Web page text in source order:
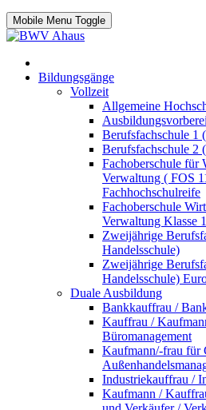
Mobile Menu Toggle
Bildungsgänge
Vollzeit
Allgemeine
Berufsfachschule 1
Berufsfachschule 2
Fachoberschule für
Verwaltung ( FOS
Fachhochschulreife
Fachoberschule
Verwaltung Klasse
Zweijährige
Handelsschule)
Zweijährige
Handelsschule)
Duale Ausbildung
Bankkauffrau /
Kauffrau /
Büromanagement
Kaufmann/-frau für
Industriekauffrau /
Kaufmann /